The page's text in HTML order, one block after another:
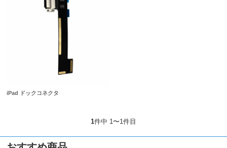
iPad ドックコネクタ
1件中 1〜1件目